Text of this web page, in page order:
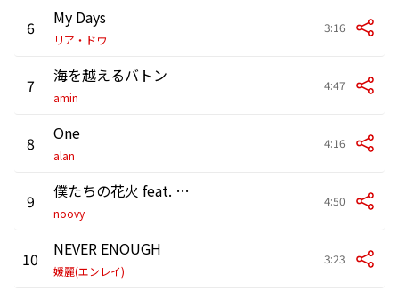
6 My Days
リア・ドウ
3:16
7 海を越えるバトン
amin
4:47
8 One
alan
4:16
9 僕たちの花火 feat. あさぎーにょ
noovy
4:50
10 NEVER ENOUGH
媛麗(エンレイ)
3:23